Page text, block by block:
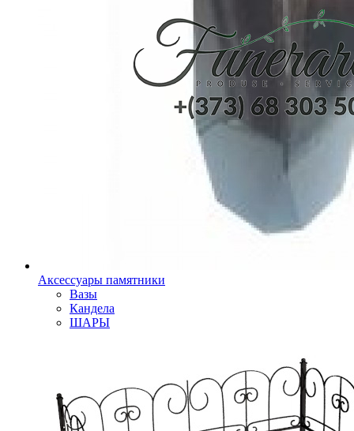
Аксессуары памятники
Вазы
Кандела
ШАРЫ